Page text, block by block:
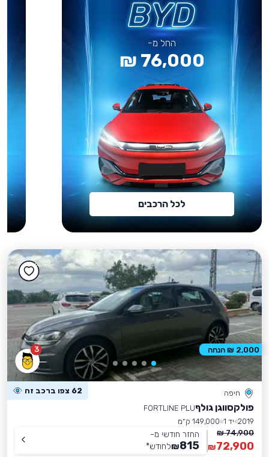
החל מ-
76,000 ₪
לכל הרכבים
3
חיפה 62 צפו ברכב זה
פולקסווגן גולףFORTLINE PLU
2019 יד 1
149,000 ק״מ
74,900 ₪
72,900
₪
החזר חודשי מ-
815
₪לחודש*
2,000 ₪ הנחה